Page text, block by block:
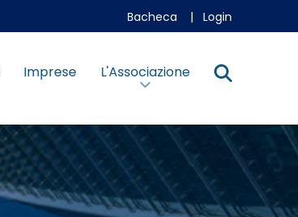
Bacheca | Login
Imprese L'Associazione